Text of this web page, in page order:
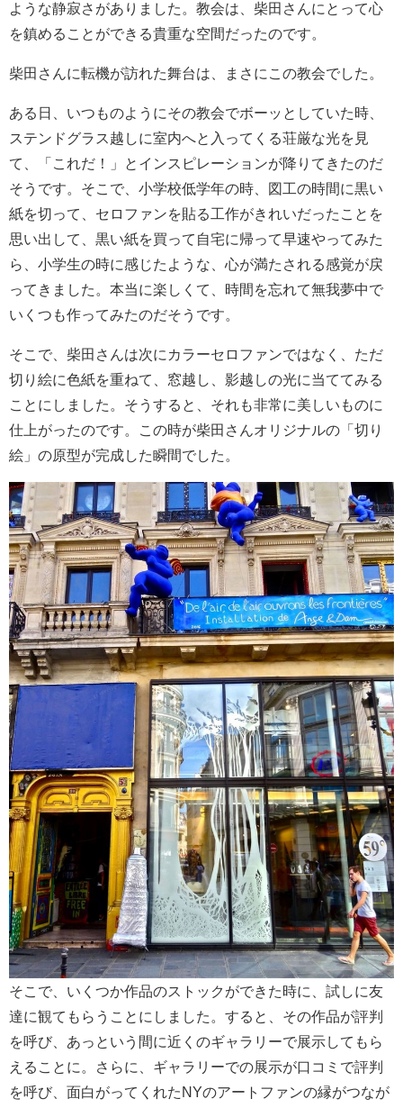
ような静寂さがありました。教会は、柴田さんにとって心
を鎮めることができる貴重な空間だったのです。
柴田さんに転機が訪れた舞台は、まさにこの教会でした。
ある日、いつものようにその教会でボーッとしていた時、
ステンドグラス越しに室内へと入ってくる荘厳な光を見
て、「これだ！」とインスピレーションが降りてきたのだ
そうです。そこで、小学校低学年の時、図工の時間に黒い
紙を切って、セロファンを貼る工作がきれいだったことを
思い出して、黒い紙を買って自宅に帰って早速やってみた
ら、小学生の時に感じたような、心が満たされる感覚が戻
ってきました。本当に楽しくて、時間を忘れて無我夢中で
いくつも作ってみたのだそうです。
そこで、柴田さんは次にカラーセロファンではなく、ただ
切り絵に色紙を重ねて、窓越し、影越しの光に当ててみる
ことにしました。そうすると、それも非常に美しいものに
仕上がったのです。この時が柴田さんオリジナルの「切り
絵」の原型が完成した瞬間でした。
そこで、いくつか作品のストックができた時に、試しに友
達に観てもらうことにしました。すると、その作品が評判
を呼び、あっという間に近くのギャラリーで展示してもら
えることに。さらに、ギャラリーでの展示が口コミで評判
を呼び、面白がってくれたNYのアートファンの縁がつなが